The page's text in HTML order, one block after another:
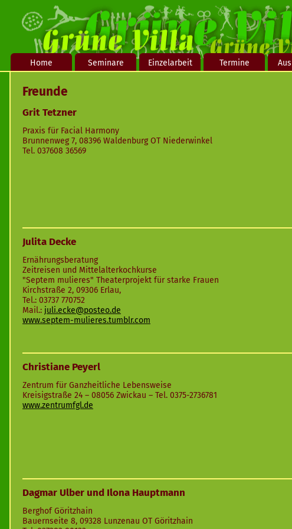
Home Seminare Einzelarbeit Termine
Freunde
Grit Tetzner
Praxis für Facial Harmony
Brunnenweg 7, 08396 Waldenburg OT Niederwinkel
Tel. 037608 36569
Julita Decke
Ernährungsberatung
Zeitreisen und Mittelalterkochkurse
"Septem mulieres" Theaterprojekt für starke Frauen
Kirchstraße 2, 09306 Erlau,
Tel.: 03737 770752
Mail.: juli.ecke@posteo.de
www.septem-mulieres.tumblr.com
Christiane Peyerl
Zentrum für Ganzheitliche Lebensweise
Kreisigstraße 24 – 08056 Zwickau – Tel. 0375-2736781
www.zentrumfgl.de
Dagmar Ulber und Ilona Hauptmann
Berghof Göritzhain
Bauernseite 8, 09328 Lunzenau OT Göritzhain